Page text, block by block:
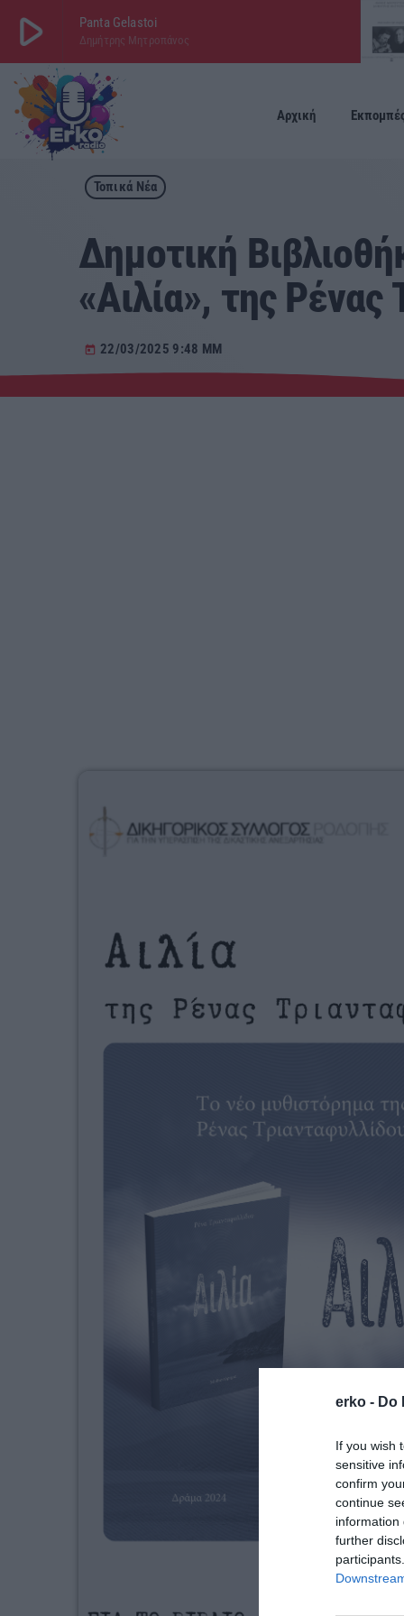
erko - Do
If you wish
sensitive
confirm
continue
information
further
play_arrow Panta Gelastoi
Δημήτρης Μητροπάνος
play_arrow ΕΡΚΟ
LIVE
Αρχική
Τοπικά Νέα
Δημοτική
«Αιλία», της Ρένας
today 22/03/2025 9:48 ΜΜ